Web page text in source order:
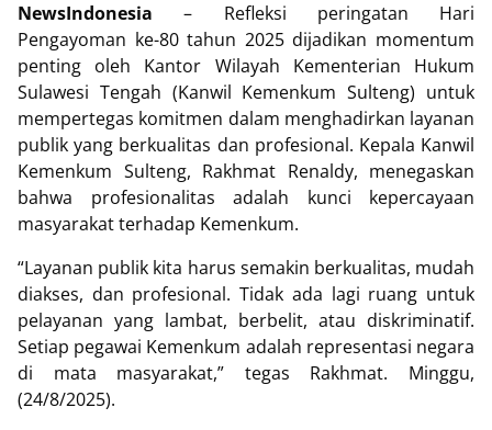
NewsIndonesia – Refleksi peringatan Hari
Pengayoman ke-80 tahun 2025 dijadikan momentum
penting oleh Kantor Wilayah Kementerian Hukum
Sulawesi Tengah (Kanwil Kemenkum Sulteng) untuk
mempertegas komitmen dalam menghadirkan layanan
publik yang berkualitas dan profesional. Kepala Kanwil
Kemenkum Sulteng, Rakhmat Renaldy, menegaskan
bahwa profesionalitas adalah kunci kepercayaan
masyarakat terhadap Kemenkum.
“Layanan publik kita harus semakin berkualitas, mudah
diakses, dan profesional. Tidak ada lagi ruang untuk
pelayanan yang lambat, berbelit, atau diskriminatif.
Setiap pegawai Kemenkum adalah representasi negara
di mata masyarakat,” tegas Rakhmat. Minggu,
(24/8/2025).